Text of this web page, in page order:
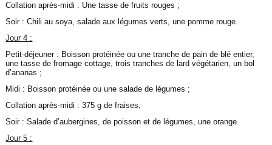
Collation après-midi : Une tasse de fruits rouges ;
Soir : Chili au soya, salade aux légumes verts, une pomme rouge.
Jour 4 :
Petit-déjeuner : Boisson protéinée ou une tranche de pain de blé entier,
une tasse de fromage cottage, trois tranches de lard végétarien, un bol
d’ananas ;
Midi : Boisson protéinée ou une salade de légumes ;
Collation après-midi : 375 g de fraises;
Soir : Salade d’aubergines, de poisson et de légumes, une orange.
Jour 5 :